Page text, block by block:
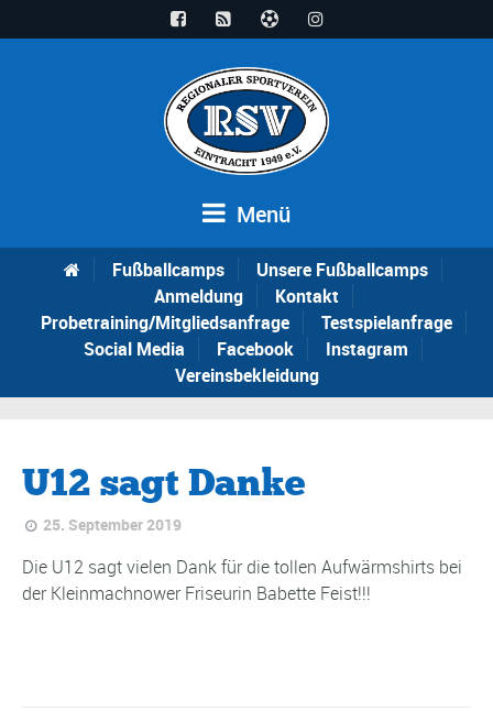
Menü
Fußballcamps
Unsere Fußballcamps
Anmeldung
Kontakt
Probetraining/Mitgliedsanfrage
Testspielanfrage
Social Media
Facebook
Instagram
Vereinsbekleidung
U12 sagt Danke
25. September 2019
Die U12 sagt vielen Dank für die tollen Aufwärmshirts bei
der Kleinmachnower Friseurin Babette Feist!!!